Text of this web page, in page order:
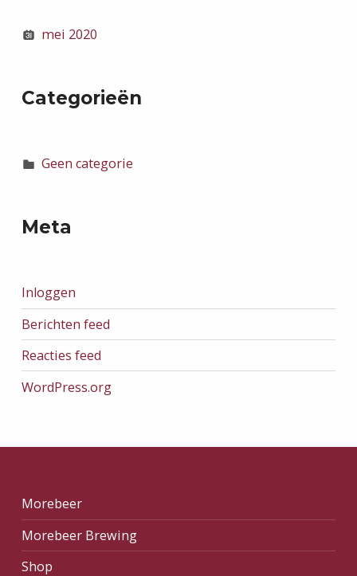
mei 2020
Categorieën
Geen categorie
Meta
Inloggen
Berichten feed
Reacties feed
WordPress.org
Morebeer
Morebeer Brewing
Shop